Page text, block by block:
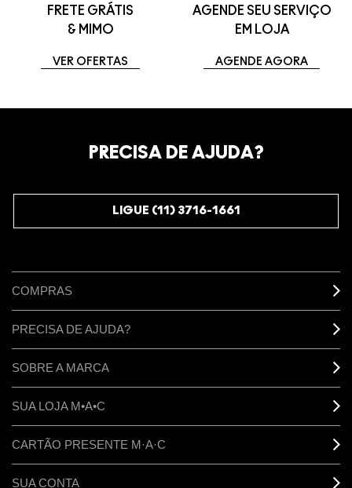
FRETE GRÁTIS
& MIMO
VER OFERTAS
AGENDE SEU SERVIÇO
EM LOJA
AGENDE AGORA
PRECISA DE AJUDA?
LIGUE (11) 3716-1661
COMPRAS
PRECISA DE AJUDA?
SOBRE A MARCA
SUA LOJA M•A•C
CARTÃO PRESENTE M·A·C
SUA CONTA